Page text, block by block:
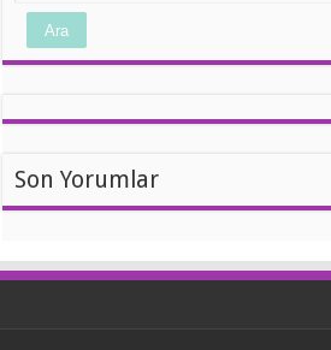
Ara
Son Yorumlar